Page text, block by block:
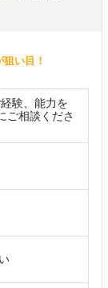
狙い目！
験、能力を
ご相談くださ